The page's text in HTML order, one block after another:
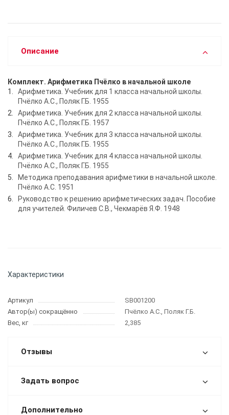
Описание
Комплект. Арифметика Пчёлко в начальной школе
Арифметика. Учебник для 1 класса начальной школы.
Пчёлко А.С., Поляк Г.Б. 1955
Арифметика. Учебник для 2 класса начальной школы.
Пчёлко А.С., Поляк Г.Б. 1957
Арифметика. Учебник для 3 класса начальной школы.
Пчёлко А.С., Поляк Г.Б. 1955
Арифметика. Учебник для 4 класса начальной школы.
Пчёлко А.С., Поляк Г.Б. 1955
Методика преподавания арифметики в начальной школе.
Пчёлко А.С. 1951
Руководство к решению арифметических задач. Пособие
для учителей. Филичев С.В., Чекмарёв Я.Ф. 1948
Характеристики
Артикул
SB001200
Автор(ы) сокращённо
Пчёлко А.С., Поляк Г.Б.
Вес, кг
2,385
Отзывы
Задать вопрос
Дополнительно